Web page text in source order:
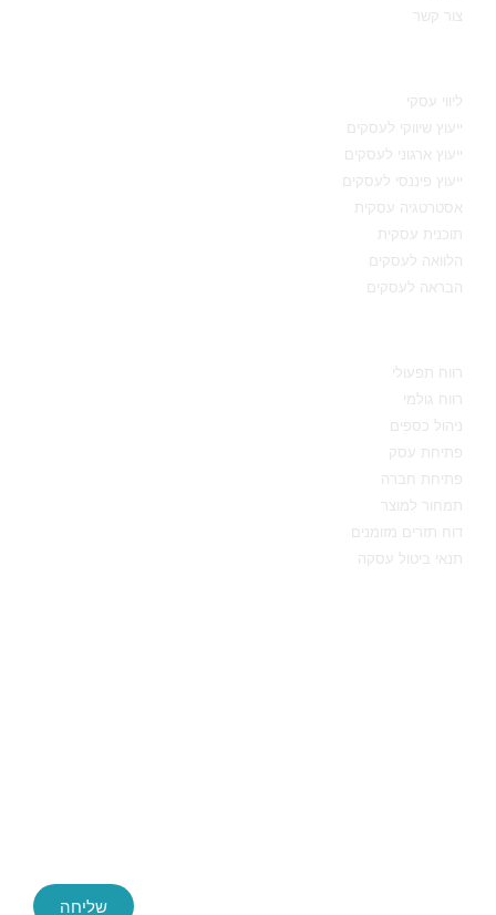
צור קשר
ליווי עסקי
ייעוץ שיווקי לעסקים
ייעוץ ארגוני לעסקים
ייעוץ פיננסי לעסקים
אסטרטגיה עסקית
תוכנית עסקית
הלוואה לעסקים
הבראה לעסקים
רווח תפעולי
רווח גולמי
ניהול כספים
פתיחת עסק
פתיחת חברה
תמחור למוצר
דוח תזרים מזומנים
תנאי ביטול עסקה
שליחה